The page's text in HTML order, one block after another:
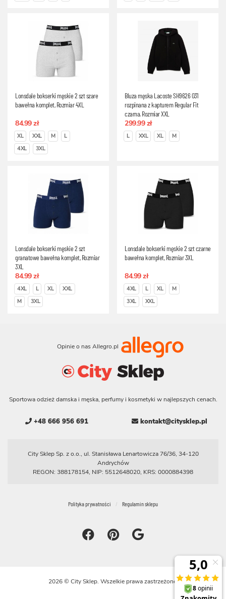
Lonsdale bokserki męskie 2 szt szare
bawełna komplet, Rozmiar 4XL
84.99 zł
XL XXL M
L
4XL
3XL
Bluza męska Lacoste SH9626 031
rozpinana z kapturem Regular Fit
czarna, Rozmiar XXL
299.99 zł
L XXL XL M
Lonsdale bokserki męskie 2 szt
granatowe bawełna komplet, Rozmiar
3XL
84.99 zł
4XL L XL
XXL
M
3XL
Lonsdale bokserki męskie 2 szt czarne
bawełna komplet, Rozmiar 3XL
84.99 zł
4XL L XL
M
3XL
XXL
Opinie o nas Allegro.pl
Sportowa odzież damska i męska, perfumy i kosmetyki w najlepszych cenach.
+48 666 956 691 kontakt@citysklep.pl
City Sklep Sp. z o.o., ul. Stanisława Lenartowicza 76/36, 34-120
Andrychów
REGON: 388178154, NIP: 5512648020, KRS: 0000884398
Polityka prywatności Regulamin sklepu
2026 © City Sklep. Wszelkie prawa zastrzeżone.